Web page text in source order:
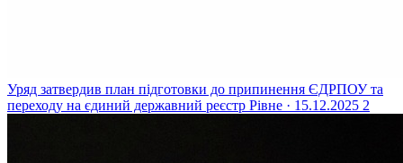
Уряд затвердив план підготовки до припинення ЄДРПОУ та
переходу на єдиний державний реєстр Рівне · 15.12.2025 2